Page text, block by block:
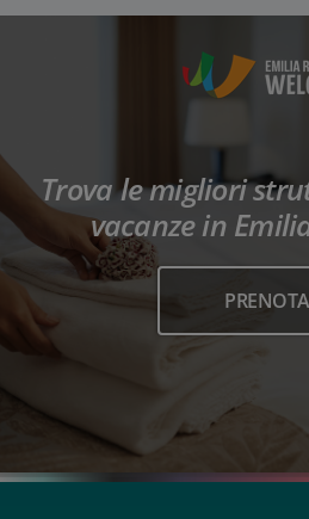
Trova le migliori
vacanze in
PRENOTA